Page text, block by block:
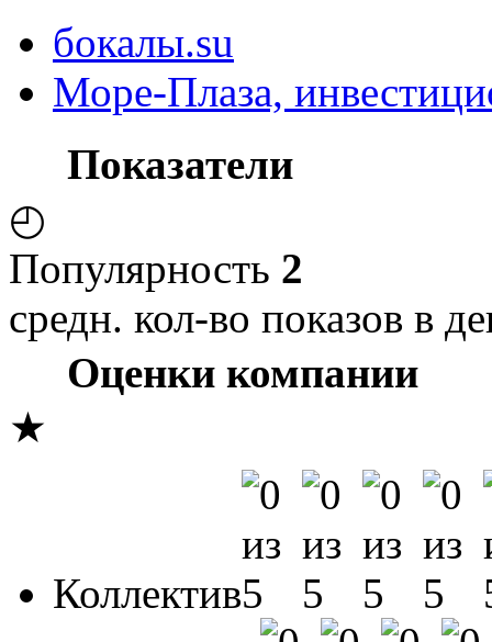
бокалы.su
Море-Плаза,
Показатели
◴
Популярность 2
средн. кол-во показов в
Оценки компании
★
Коллектив